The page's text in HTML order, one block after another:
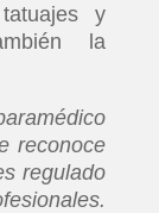
y
la
reconoce
regulado